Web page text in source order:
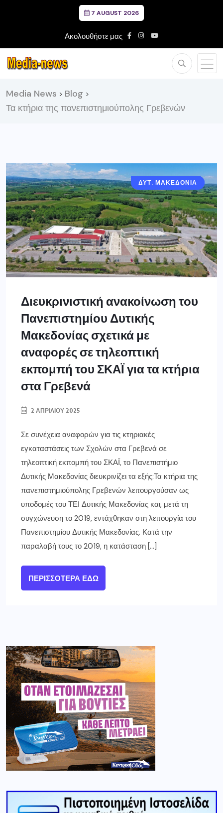
7 AUGUST 2026
Ακολουθήστε μας
Media News > Blog >
Τα κτήρια της πανεπιστημιούπολης Γρεβενών
ΓΡΕΒΕΝΑ
ΔΥΤ. ΜΑΚΕΔΟΝΙΑ
Διευκρινιστική ανακοίνωση του
Πανεπιστημίου Δυτικής
Μακεδονίας σχετικά με
αναφορές σε τηλεοπτική
εκπομπή του ΣΚΑΪ για τα κτήρια
στα Γρεβενά
2 ΑΠΡΙΛΊΟΥ 2025
Σε συνέχεια αναφορών για τις κτηριακές
εγκαταστάσεις των Σχολών στα Γρεβενά σε
τηλεοπτική εκπομπή του ΣΚΑΪ, το Πανεπιστήμιο
Δυτικής Μακεδονίας διευκρινίζει τα εξής:Τα κτήρια της
πανεπιστημιούπολης Γρεβενών λειτουργούσαν ως
υποδομές του ΤΕΙ Δυτικής Μακεδονίας και, μετά τη
συγχώνευση το 2019, εντάχθηκαν στη λειτουργία του
Πανεπιστημίου Δυτικής Μακεδονίας. Κατά την
παραλαβή τους το 2019, η κατάσταση […]
ΠΕΡΙΣΣΌΤΕΡΑ ΕΔΏ